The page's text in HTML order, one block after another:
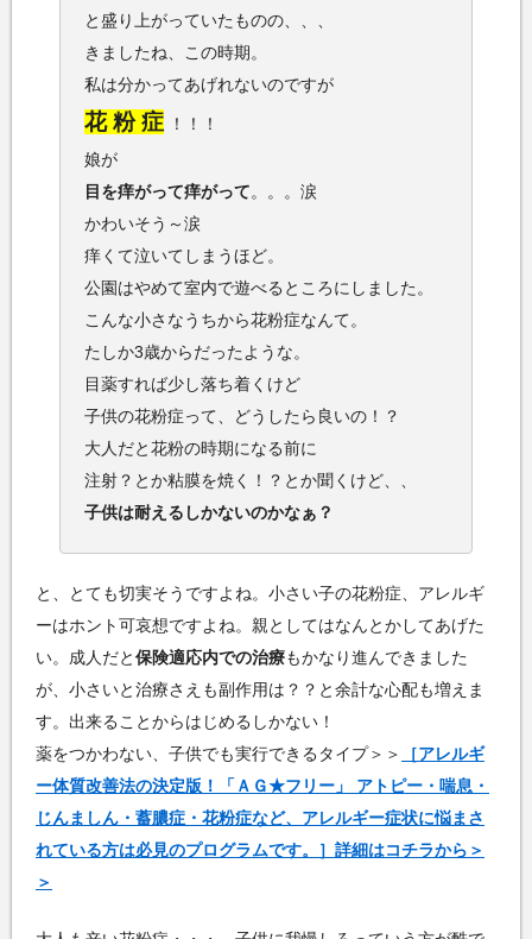
と盛り上がっていたものの、、、
きましたね、この時期。
私は分かってあげれないのですが
花 粉 症！！！
娘が
目を痒がって痒がって。。。涙
かわいそう～涙
痒くて泣いてしまうほど。
公園はやめて室内で遊べるところにしました。
こんな小さなうちから花粉症なんて。
たしか3歳からだったような。
目薬すれば少し落ち着くけど
子供の花粉症って、どうしたら良いの！？
大人だと花粉の時期になる前に
注射？とか粘膜を焼く！？とか聞くけど、、
子供は耐えるしかないのかなぁ？
と、とても切実そうですよね。小さい子の花粉症、アレルギ
ーはホント可哀想ですよね。親としてはなんとかしてあげた
い。成人だと保険適応内での治療もかなり進んできました
が、小さいと治療さえも副作用は？？と余計な心配も増えま
す。出来ることからはじめるしかない！
薬をつかわない、子供でも実行できるタイプ＞＞
［アレルギ
ー体質改善法の決定版！「ＡＧ★フリー」 アトピー・喘息・
じんましん・蓄膿症・花粉症など、アレルギー症状に悩まさ
れている方は必見のプログラムです。］詳細はコチラから＞
＞